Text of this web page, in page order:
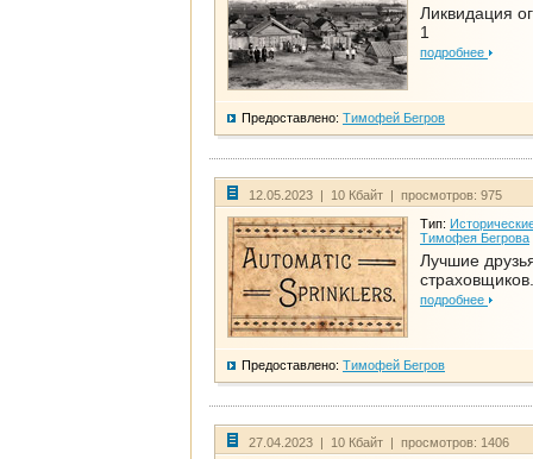
Ликвидация
1
подробнее
Предоставлено: Тимофей Бегров
12.05.2023 | 10 Кбайт | просмотров: 975
Тип:
Тимофея Бегрова
Лучшие
подробнее
Предоставлено: Тимофей Бегров
27.04.2023 | 10 Кбайт | просмотров: 1406